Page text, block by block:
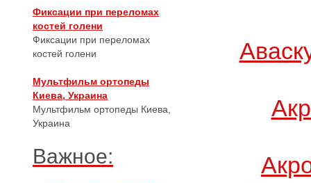
Фиксации при переломах
костей голени
Фиксации при переломах
костей голени
Мультфильм ортопеды
Киева, Украина
Мультфильм ортопеды Киева,
Украина
Важное: